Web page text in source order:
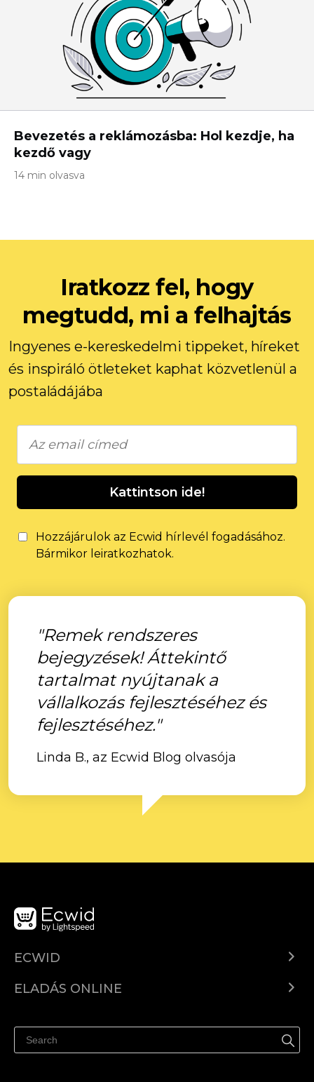
Bevezetés a reklámozásba: Hol kezdje, ha
kezdő vagy
14 min olvasva
Iratkozz fel, hogy
megtudd, mi a felhajtás
Ingyenes e-kereskedelmi tippeket, híreket
és inspiráló ötleteket kaphat közvetlenül a
postaládájába
Kattintson ide!
Hozzájárulok az Ecwid hírlevél fogadásához.
Bármikor leiratkozhatok.
"Remek rendszeres
bejegyzések! Áttekintő
tartalmat nyújtanak a
vállalkozás fejlesztéséhez és
fejlesztéséhez."
Linda B., az Ecwid Blog olvasója
ECWID
Árkalkuláció
ELADÁS ONLINE
Eladás a Facebookon
Eladás Instagramon